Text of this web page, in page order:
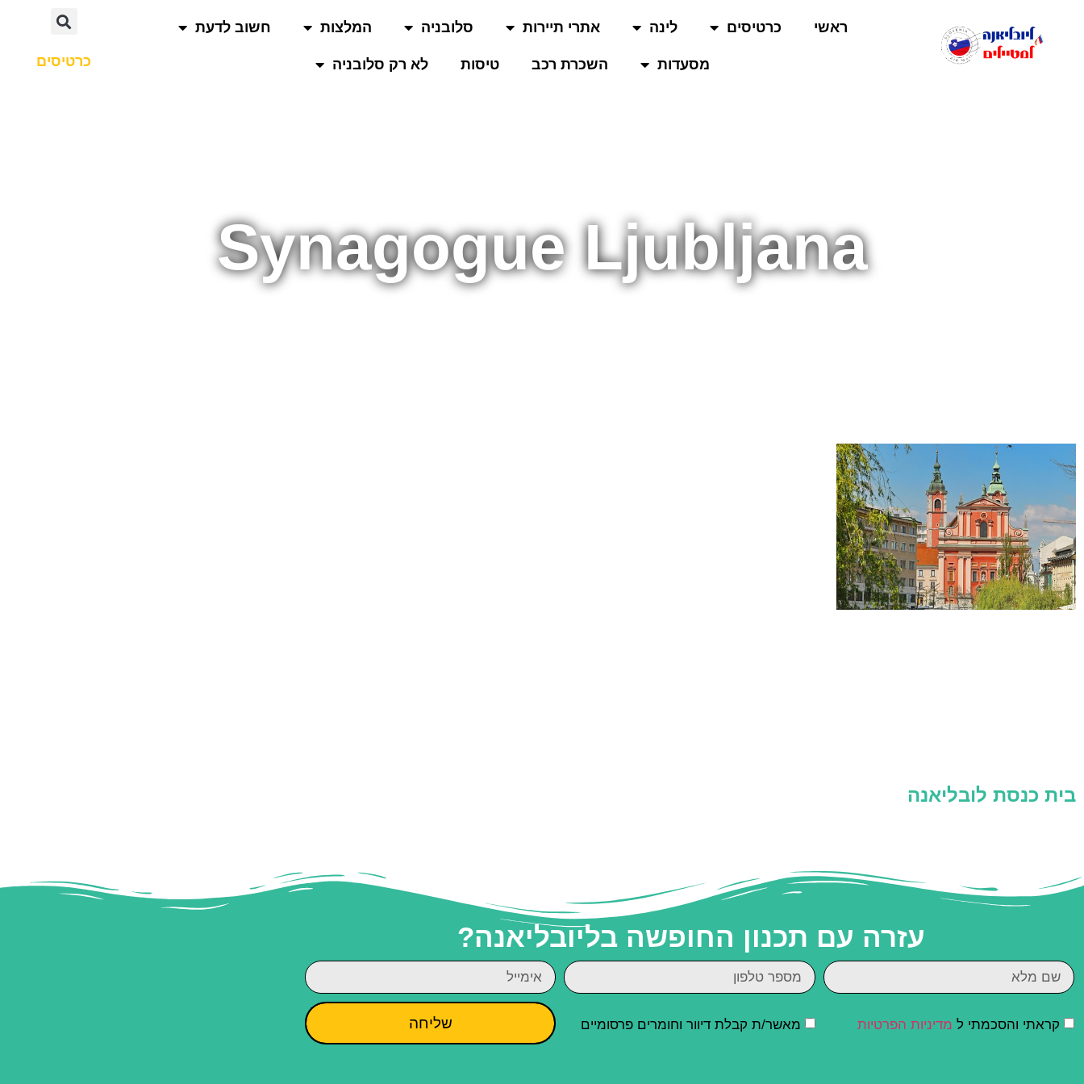
ראשי כרטיסים לינה אתרי תיירות סלובניה המלצות חשוב לדעת
מסעדות השכרת רכב טיסות לא רק סלובניה כרטיסים
Synagogue Ljubljana
בית כנסת לובליאנה
עזרה עם תכנון החופשה בליובליאנה?
קראתי והסכמתי ל מדיניות הפרטיות מאשר/ת קבלת דיוור וחומרים פרסומיים שליחה